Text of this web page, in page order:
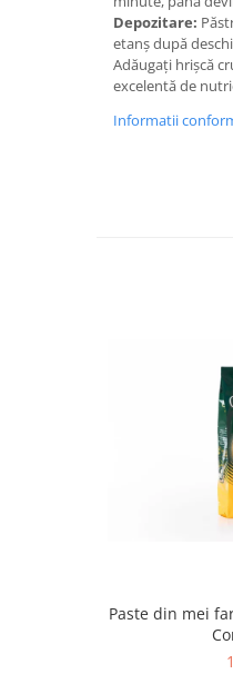
Depozitare:
etanș după
Adăugați hrișcă
excelentă de
Informatii
Paste din mei